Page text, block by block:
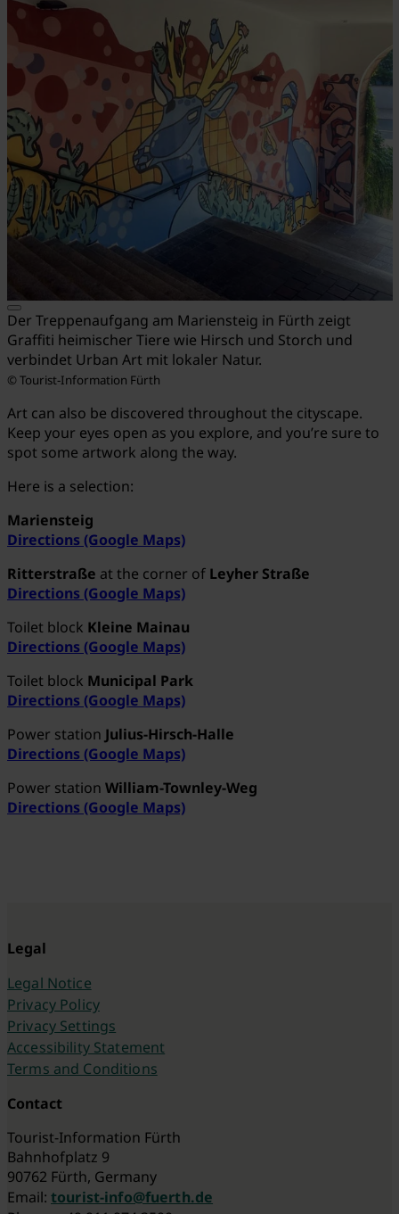
Der Treppenaufgang am Mariensteig in Fürth zeigt
Graffiti heimischer Tiere wie Hirsch und Storch und
verbindet Urban Art mit lokaler Natur.
© Tourist-Information Fürth
Art can also be discovered throughout the cityscape.
Keep your eyes open as you explore, and you’re sure to
spot some artwork along the way.
Here is a selection:
Mariensteig
Directions (Google Maps)
Ritterstraße at the corner of Leyher Straße
Directions (Google Maps)
Toilet block Kleine Mainau
Directions (Google Maps)
Toilet block Municipal Park
Directions (Google Maps)
Power station Julius-Hirsch-Halle
Directions (Google Maps)
Power station William-Townley-Weg
Directions (Google Maps)
Legal
Legal Notice
Privacy Policy
Privacy Settings
Accessibility Statement
Terms and Conditions
Contact
Tourist-Information Fürth
Bahnhofplatz 9
90762 Fürth, Germany
Email: tourist-info@fuerth.de